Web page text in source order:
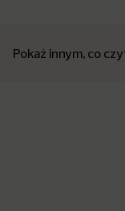
Pokaż innym, co